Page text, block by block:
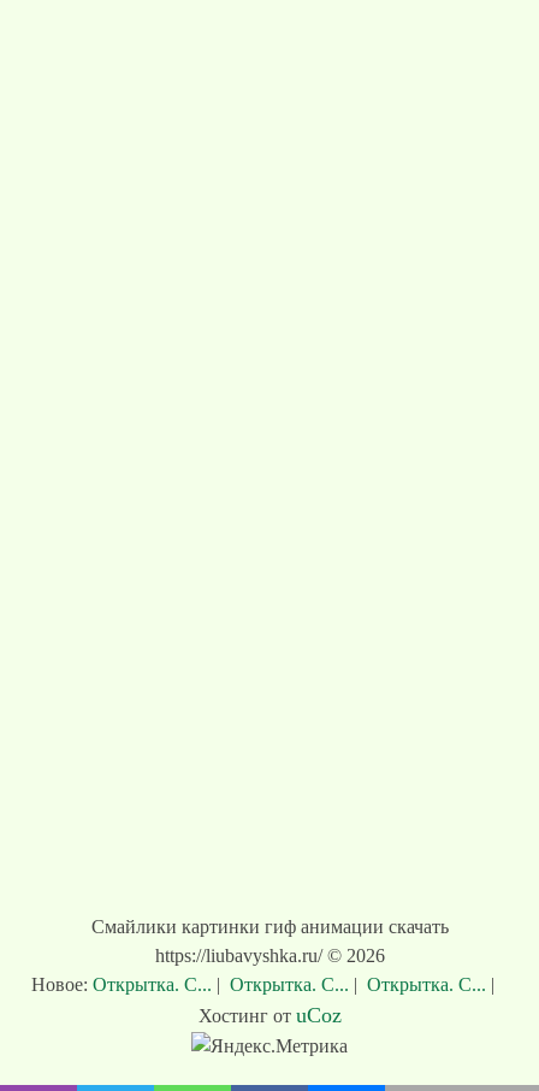
Смайлики картинки гиф анимации скачать
https://liubavyshka.ru/ © 2026
Новое: Открытка. С... | Открытка. С... | Открытка. С... |
Хостинг от uCoz